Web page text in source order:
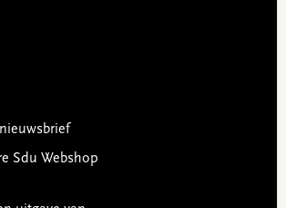
Sdu Webshop